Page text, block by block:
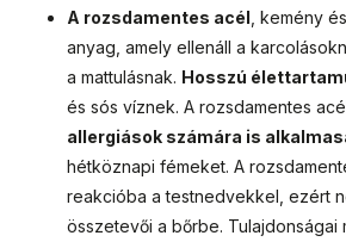
A rozsdamentes acél , kemény
anyag, amely ellenáll a
a mattulásnak. Hosszú
és sós víznek. A rozsdamentes
allergiások számára is
hétköznapi fémeket. A
reakcióba a testnedvekkel, ezért
összetevői a bőrbe. Tulajdonságai